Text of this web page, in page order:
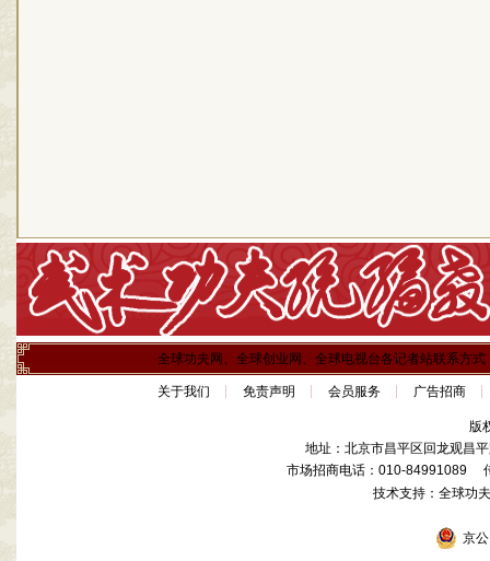
全球功夫网、全球创业网、全球电视台各记者站联系方式
关于我们 免责声明 会员服务 广告招商
版
地址：北京市昌平区回龙观昌
市场招商电话：010-84991089
技术支持：全球
京公